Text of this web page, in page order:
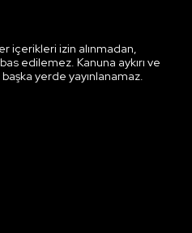
içerikleri izin alınmadan,
edilemez. Kanuna aykırı ve
yerde yayınlanamaz.